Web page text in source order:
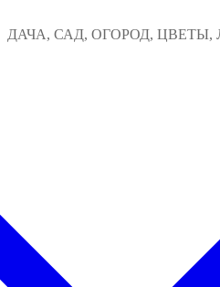
к
ДАЧА, САД, ОГОРОД,